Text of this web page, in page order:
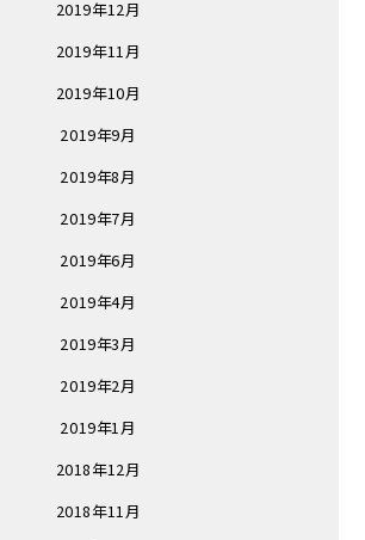
2019年12月
2019年11月
2019年10月
2019年9月
2019年8月
2019年7月
2019年6月
2019年4月
2019年3月
2019年2月
2019年1月
2018年12月
2018年11月